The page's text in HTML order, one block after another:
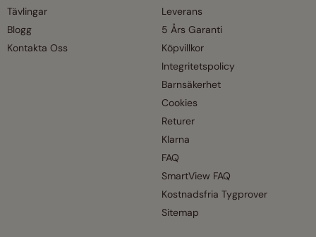
Tävlingar
Blogg
Kontakta Oss
Leverans
5 Års Garanti
Köpvillkor
Integritetspolicy
Barnsäkerhet
Cookies
Returer
Klarna
FAQ
SmartView FAQ
Kostnadsfria Tygprover
Sitemap